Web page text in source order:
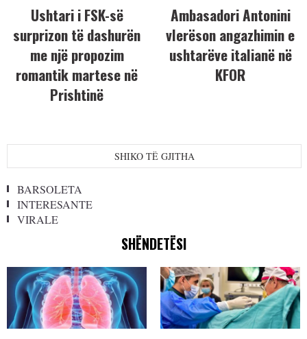
Ushtari i FSK-së
surprizon të dashurën
me një propozim
romantik martese në
Prishtinë
Ambasadori Antonini
vlerëson angazhimin e
ushtarëve italianë në
KFOR
SHIKO TË GJITHA
BARSOLETA
INTERESANTE
VIRALE
SHËNDETËSI